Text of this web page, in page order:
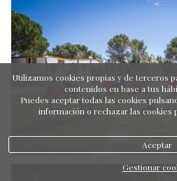
Utilizamos cookies propias y de terceros
contenidos en base a tus
Puedes aceptar todas las cookies
información o rechazar las cookies
Aceptar
Gestionar